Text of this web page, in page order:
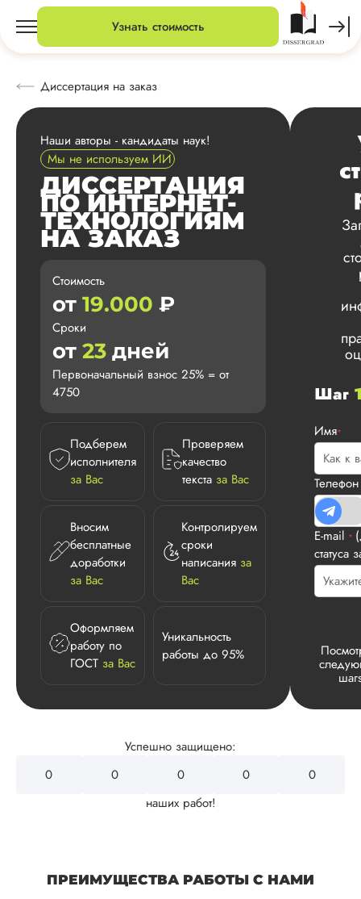
Узнать стоимость
Диссертация на заказ
Наши авторы - кандидаты наук!
Мы не используем ИИ
ДИССЕРТАЦИЯ
ПО ИНТЕРНЕТ-
ТЕХНОЛОГИЯМ
НА ЗАКАЗ
Стоимость
от 19.000 ₽
Сроки
от 23 дней
Первоначальный взнос 25% = от
4750
Подберем
исполнителя
за Вас
Проверяем
качество
текста за Вас
Вносим
бесплатные
доработки
за Вас
Контролируем
сроки
написания за
Вас
Оформляем
работу по
ГОСТ за Вас
Уникальность
работы до 95%
Шаг
Имя*
E-mail *
статуса
Успешно защищено:
0
0
0
0
0
наших работ!
ПРЕИМУЩЕСТВА РАБОТЫ С НАМИ